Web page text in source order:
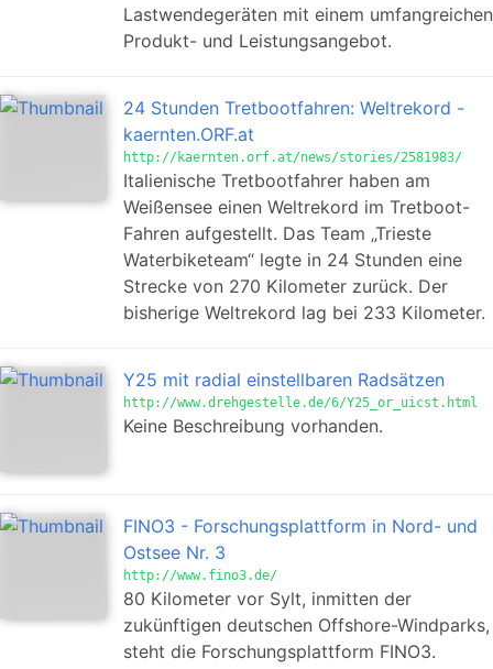
Lastwendegeräten mit einem umfangreichen
Produkt- und Leistungsangebot.
24 Stunden Tretbootfahren: Weltrekord -
kaernten.ORF.at
http://kaernten.orf.at/news/stories/2581983/
Italienische Tretbootfahrer haben am
Weißensee einen Weltrekord im Tretboot-
Fahren aufgestellt. Das Team „Trieste
Waterbiketeam“ legte in 24 Stunden eine
Strecke von 270 Kilometer zurück. Der
bisherige Weltrekord lag bei 233 Kilometer.
Y25 mit radial einstellbaren Radsätzen
http://www.drehgestelle.de/6/Y25_or_uicst.html
Keine Beschreibung vorhanden.
FINO3 - Forschungsplattform in Nord- und
Ostsee Nr. 3
http://www.fino3.de/
80 Kilometer vor Sylt, inmitten der
zukünftigen deutschen Offshore-Windparks,
steht die Forschungsplattform FINO3.